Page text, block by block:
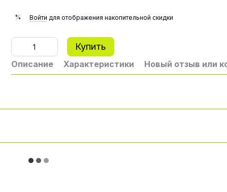
% Войти для отображения накопительной скидки
Купить
Описание Характеристики Новый отзыв или